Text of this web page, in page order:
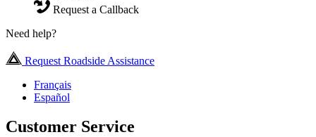
Request a Callback
Need help?
Request Roadside Assistance
Français
Español
Customer Service